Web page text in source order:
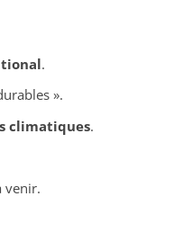
.
».
climatiques.
venir.